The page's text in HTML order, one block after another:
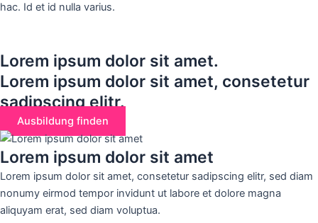
hac. Id et id nulla varius.
Lorem ipsum dolor sit amet.
Lorem ipsum dolor sit amet, consetetur
sadipscing elitr.
Ausbildung finden
Lorem ipsum dolor sit amet
Lorem ipsum dolor sit amet, consetetur sadipscing elitr, sed diam
nonumy eirmod tempor invidunt ut labore et dolore magna
aliquyam erat, sed diam voluptua.